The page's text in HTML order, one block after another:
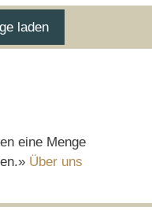
laden
eine Menge
Über uns